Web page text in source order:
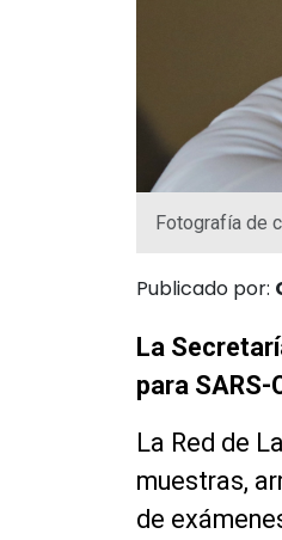
Fotografía de
Publicado por:
La
para
La Red de
muestras,
de